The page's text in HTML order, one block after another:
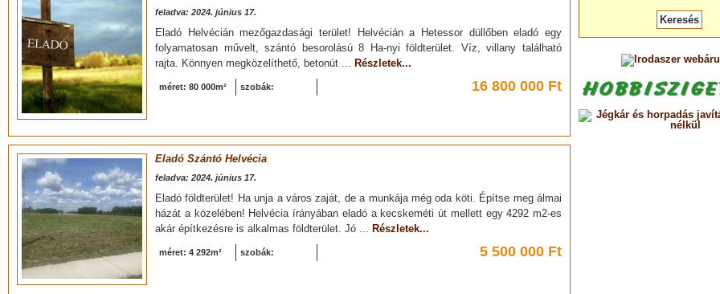
feladva: 2024. június 17.
Eladó Helvécián mezőgazdasági terület! Helvécián a Hetessor düllőben eladó egy
folyamatosan művelt, szántó besorolású 8 Ha-nyi földterület. Víz, villany található
rajta. Könnyen megközelíthető, betonút ... Részletek...
méret: 80 000m² szobák: 16 800 000 Ft
Eladó Szántó Helvécia
feladva: 2024. június 17.
Eladó földterület! Ha unja a város zaját, de a munkája még oda köti. Építse meg álmai
házát a közelében! Helvécia írányában eladó a kecskeméti út mellett egy 4292 m2-es
akár építkezésre is alkalmas földterület. Jó ... Részletek...
méret: 4 292m² szobák: 5 500 000 Ft